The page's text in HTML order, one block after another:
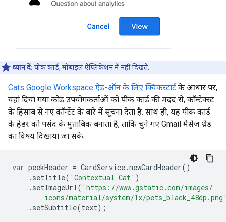
ध्यान दें: पीक कार्ड, मोबाइल ऐप्लिकेशन में नहीं दिखते.
Cats Google Workspace ऐड-ऑन के लिए क्विकस्टार्ट के आधार पर,
यहां दिया गया कोड उपयोगकर्ताओं को पीक कार्ड की मदद से, कॉन्टेक्स्ट
के हिसाब से नए कॉन्टेंट के बारे में सूचना देता है. साथ ही, यह पीक कार्ड
के हेडर को पसंद के मुताबिक बनाता है, ताकि चुने गए Gmail मैसेज थ्रेड
का विषय दिखाया जा सके.
var peekHeader = CardService.newCardHeader()
. setTitle( 'Contextual Cat' )
. setImageUrl ( 'https://www.gstatic.com/images/
icons/material/system/1x/
. setSubtitle(text);